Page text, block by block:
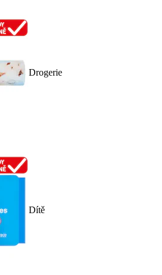
Drogerie
Dítě